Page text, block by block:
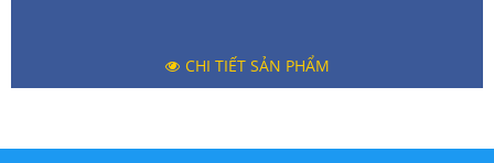
CHI TIẾT SẢN PHẨM